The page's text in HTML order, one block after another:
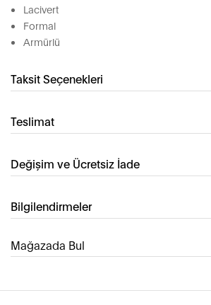
Lacivert
Formal
Armürlü
Taksit Seçenekleri
Teslimat
Değişim ve Ücretsiz İade
Bilgilendirmeler
Mağazada Bul